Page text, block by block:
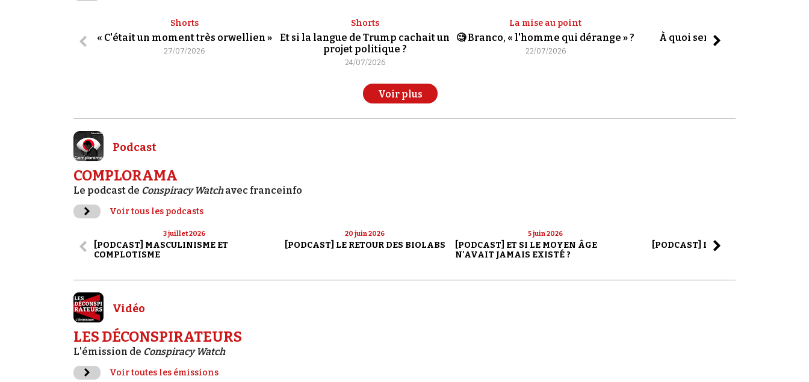
Shorts
« C'était un moment très orwellien »
27/07/2026
Shorts
Et si la langue de Trump cachait un
projet politique ?
24/07/2026
La mise au point
🧐 Branco, « l'homme qui dérange » ?
22/07/2026
À quoi servent les slogans ?
Voir plus
Podcast
COMPLORAMA
Le podcast de Conspiracy Watchavec franceinfo
Voir tous les podcasts
3 juillet 2026
[PODCAST] MASCULINISME ET
COMPLOTISME
20 juin 2026
[PODCAST] LE RETOUR DES BIOLABS
5 juin 2026
[PODCAST] ET SI LE MOYEN ÂGE
N'AVAIT JAMAIS EXISTÉ ?
[PODCAST] LA SAGA ALEX JONES
Vidéo
LES DÉCONSPIRATEURS
L'émission de Conspiracy Watch
Voir toutes les émissions